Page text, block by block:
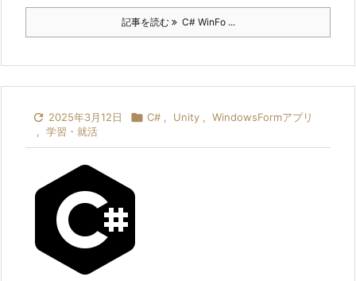
記事を読む C# WinFo ...
 2025年3月12日  C# , Unity , WindowsFormアプリ
, 学習・就活